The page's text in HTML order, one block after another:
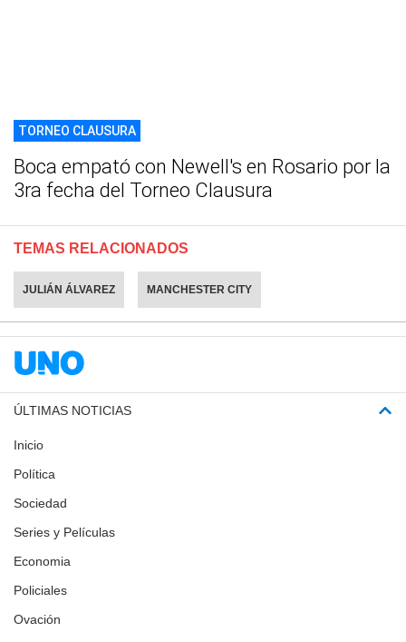
TORNEO CLAUSURA
Boca empató con Newell's en Rosario por la
3ra fecha del Torneo Clausura
TEMAS RELACIONADOS
JULIÁN ÁLVAREZ MANCHESTER CITY
ÚLTIMAS NOTICIAS
Inicio
Política
Sociedad
Series y Películas
Economia
Policiales
Ovación